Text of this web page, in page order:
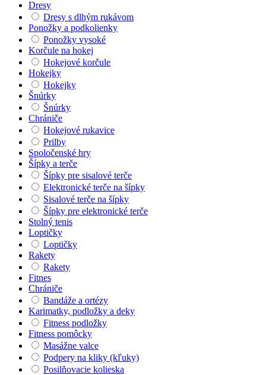
Dresy
Dresy s dlhým rukávom
Ponožky a podkolienky
Ponožky vysoké
Korčule na hokej
Hokejové korčule
Hokejky
Hokejky
Šnúrky
Šnúrky
Chrániče
Hokejové rukavice
Prilby
Spoločenské hry
Šípky a terče
Šípky pre sisalové terče
Elektronické terče na šípky
Sisalové terče na šípky
Šípky pre elektronické terče
Stolný tenis
Loptičky
Loptičky
Rakety
Rakety
Fitnes
Chrániče
Bandáže a ortézy
Karimatky, podložky a deky
Fitness podložky
Fitness pomôcky
Masážne valce
Podpery na kliky (kľuky)
Posilňovacie kolieska